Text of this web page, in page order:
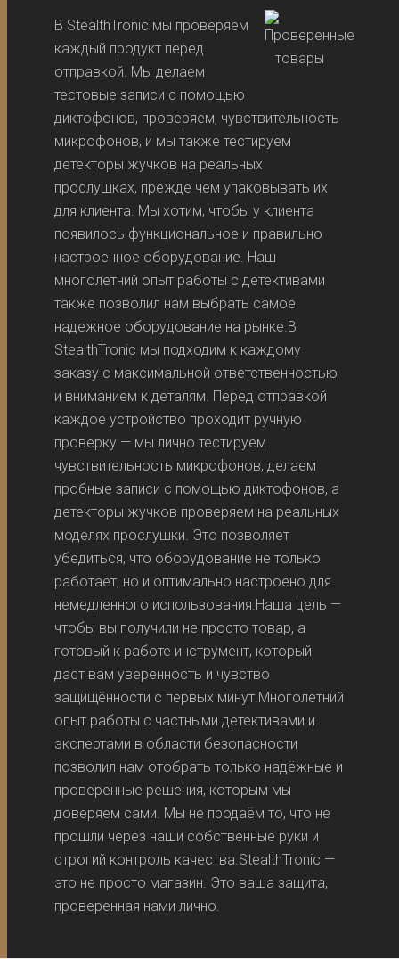
В StealthTronic мы проверяем
каждый продукт перед
отправкой. Мы делаем
тестовые записи с помощью
диктофонов, проверяем, чувствительность
микрофонов, и мы также тестируем
детекторы жучков на реальных
прослушках, прежде чем упаковывать их
для клиента. Мы хотим, чтобы у клиента
появилось функциональное и правильно
настроенное оборудование. Наш
многолетний опыт работы с детективами
также позволил нам выбрать самое
надежное оборудование на рынке.В
StealthTronic мы подходим к каждому
заказу с максимальной ответственностью
и вниманием к деталям. Перед отправкой
каждое устройство проходит ручную
проверку — мы лично тестируем
чувствительность микрофонов, делаем
пробные записи с помощью диктофонов, а
детекторы жучков проверяем на реальных
моделях прослушки. Это позволяет
убедиться, что оборудование не только
работает, но и оптимально настроено для
немедленного использования.Наша цель —
чтобы вы получили не просто товар, а
готовый к работе инструмент, который
даст вам уверенность и чувство
защищённости с первых минут.Многолетний
опыт работы с частными детективами и
экспертами в области безопасности
позволил нам отобрать только надёжные и
проверенные решения, которым мы
доверяем сами. Мы не продаём то, что не
прошли через наши собственные руки и
строгий контроль качества.StealthTronic —
это не просто магазин. Это ваша защита,
проверенная нами лично.